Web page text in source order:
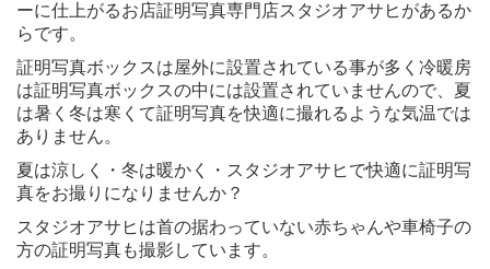
ーに仕上がるお店証明写真専門店スタジオアサヒがあるか
らです。
証明写真ボックスは屋外に設置されている事が多く冷暖房
は証明写真ボックスの中には設置されていませんので、夏
は暑く冬は寒くて証明写真を快適に撮れるような気温では
ありません。
夏は涼しく・冬は暖かく・スタジオアサヒで快適に証明写
真をお撮りになりませんか？
スタジオアサヒは首の据わっていない赤ちゃんや車椅子の
方の証明写真も撮影しています。